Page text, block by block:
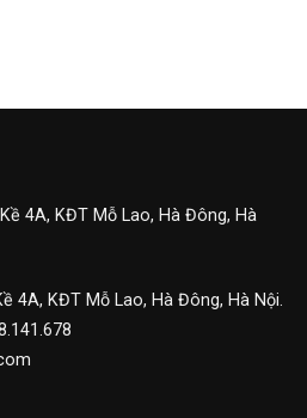
4A, KĐT Mỗ Lao, Hà Đông, Hà
4A, KĐT Mỗ Lao, Hà Đông, Hà Nội.